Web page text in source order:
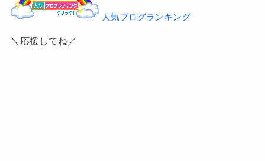
人気ブログランキング
＼応援してね／